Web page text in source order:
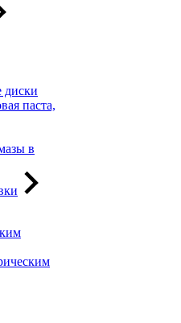
диски
паста,
в